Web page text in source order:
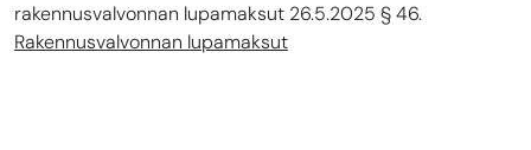
rakennusvalvonnan lupamaksut 26.5.2025 § 46.
Rakennusvalvonnan lupamaksut